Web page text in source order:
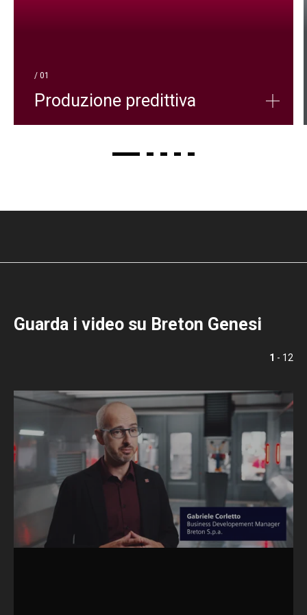
/ 01
Produzione predittiva
Guarda i video su Breton Genesi
1 - 12